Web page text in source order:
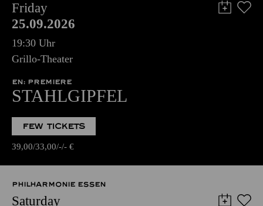
Friday
25.09.2026
19:30 Uhr
Grillo-Theater
EN: PREMIERE
STAHLGIPFEL
FEW TICKETS
39,00 33,00 - - €
PHILHARMONIE ESSEN
Saturday